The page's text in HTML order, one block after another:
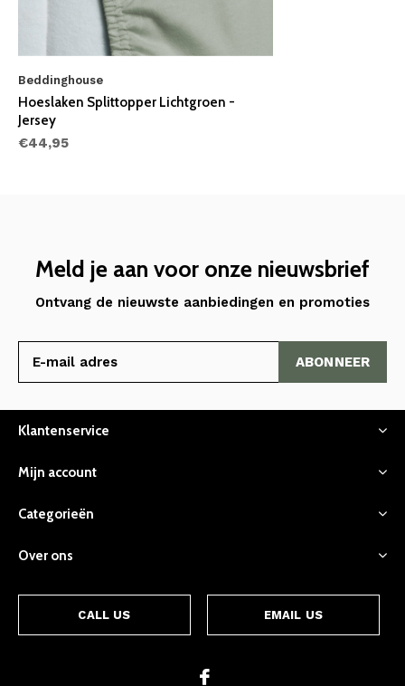
Beddinghouse
Hoeslaken Splittopper Lichtgroen -
Jersey
€44,95
Meld je aan voor onze nieuwsbrief
Ontvang de nieuwste aanbiedingen en promoties
ABONNEER
Klantenservice
Mijn account
Categorieën
Over ons
CALL US EMAIL US